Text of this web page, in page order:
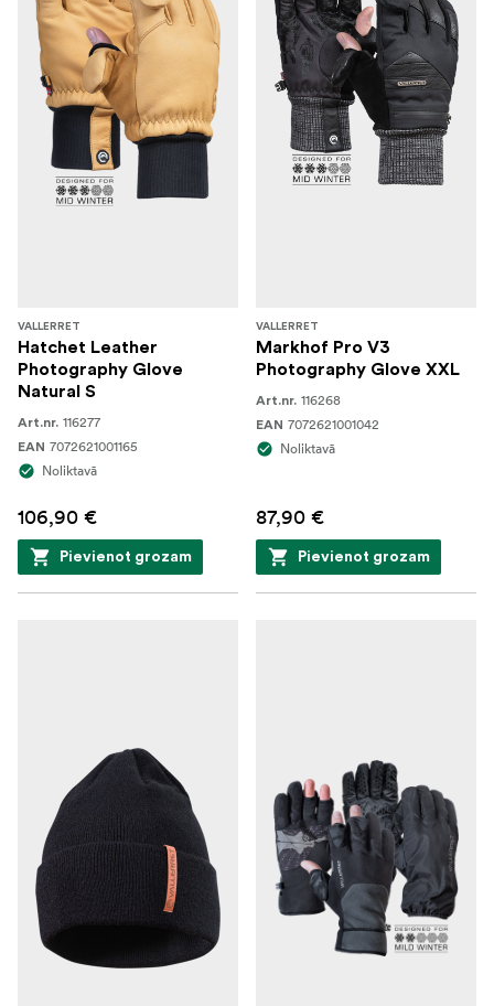
VALLERRET
Hatchet Leather
Photography Glove
Natural S
Art.nr. 116277
EAN 7072621001165
Noliktavā
106,90 €
Pievienot grozam
VALLERRET
Markhof Pro V3
Photography Glove XXL
Art.nr. 116268
EAN 7072621001042
Noliktavā
87,90 €
Pievienot grozam